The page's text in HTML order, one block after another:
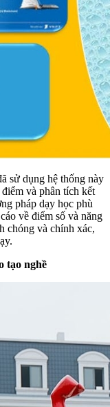
sử dụng hệ thống này
và phân tích kết
pháp dạy học phù
về điểm số và năng
chóng và chính xác,
tạo nghề